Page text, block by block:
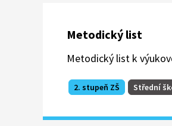
Metodický list
Metodický list k
2. stupeň ZŠ Střední